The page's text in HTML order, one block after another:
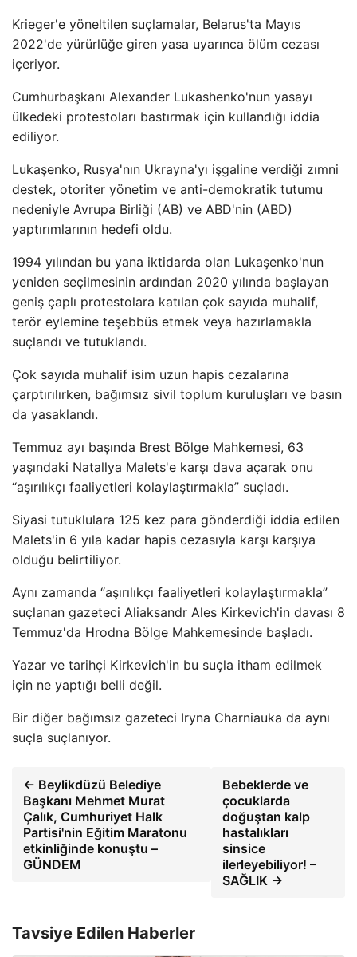
Krieger'e yöneltilen suçlamalar, Belarus'ta Mayıs
2022'de yürürlüğe giren yasa uyarınca ölüm cezası
içeriyor.
Cumhurbaşkanı Alexander Lukashenko'nun yasayı
ülkedeki protestoları bastırmak için kullandığı iddia
ediliyor.
Lukaşenko, Rusya'nın Ukrayna'yı işgaline verdiği zımni
destek, otoriter yönetim ve anti-demokratik tutumu
nedeniyle Avrupa Birliği (AB) ve ABD'nin (ABD)
yaptırımlarının hedefi oldu.
1994 yılından bu yana iktidarda olan Lukaşenko'nun
yeniden seçilmesinin ardından 2020 yılında başlayan
geniş çaplı protestolara katılan çok sayıda muhalif,
terör eylemine teşebbüs etmek veya hazırlamakla
suçlandı ve tutuklandı.
Çok sayıda muhalif isim uzun hapis cezalarına
çarptırılırken, bağımsız sivil toplum kuruluşları ve basın
da yasaklandı.
Temmuz ayı başında Brest Bölge Mahkemesi, 63
yaşındaki Natallya Malets'e karşı dava açarak onu
“aşırılıkçı faaliyetleri kolaylaştırmakla” suçladı.
Siyasi tutuklulara 125 kez para gönderdiği iddia edilen
Malets'in 6 yıla kadar hapis cezasıyla karşı karşıya
olduğu belirtiliyor.
Aynı zamanda “aşırılıkçı faaliyetleri kolaylaştırmakla”
suçlanan gazeteci Aliaksandr Ales Kirkevich'in davası 8
Temmuz'da Hrodna Bölge Mahkemesinde başladı.
Yazar ve tarihçi Kirkevich'in bu suçla itham edilmek
için ne yaptığı belli değil.
Bir diğer bağımsız gazeteci Iryna Charniauka da aynı
suçla suçlanıyor.
← Beylikdüzü Belediye
Başkanı Mehmet Murat
Çalık, Cumhuriyet Halk
Partisi'nin Eğitim Maratonu
etkinliğinde konuştu –
GÜNDEM
Bebeklerde ve
çocuklarda
doğuştan kalp
hastalıkları
sinsice
ilerleyebiliyor! –
SAĞLIK →
Tavsiye Edilen Haberler